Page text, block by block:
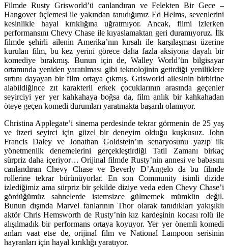
Filmde Rusty Grisworld’ü canlandıran ve Felekten Bir Gece –
Hangover üçlemesi ile yakından tanıdığımız Ed Helms, sevenlerini
kesinlikle hayal kırıklığına uğratmıyor. Ancak, filmi izlerken
performansını Chevy Chase ile kıyaslamaktan geri duramıyoruz. İlk
filmde şehirli ailenin Amerika’nın kırsalı ile karşılaşması üzerine
kurulan film, bu kez yerini görece daha fazla aksiyona dayalı bir
komediye bırakmış. Bunun için de, Walley World’ün bilgisayar
ortamında yeniden yaratılması gibi teknolojinin getirdiği yeniliklere
sırtını dayayan bir film ortaya çıkmış. Grisworld ailesinin birbirine
alabildiğince zıt karakterli erkek çocuklarının arasında geçenler
seyirciyi yer yer kahkahaya boğsa da, film anlık bir kahkahadan
öteye geçen komedi durumları yaratmakta başarılı olamıyor.
Christina Applegate’i sinema perdesinde tekrar görmenin de 25 yaş
ve üzeri seyirci için güzel bir deneyim olduğu kuşkusuz. John
Francis Daley ve Jonathan Goldstein’ın senaryosunu yazıp ilk
yönetmenlik denemelerini gerçekleştirdiği Tatil Zamanı birkaç
sürpriz daha içeriyor… Orijinal filmde Rusty’nin annesi ve babasını
canlandıran Chevy Chase ve Beverly D’Angelo da bu filmde
rollerine tekrar bürünüyorlar. En son Community isimli dizide
izlediğimiz ama sürpriz bir şekilde diziye veda eden Chevy Chase’i
gördüğümüz sahnelerde istemsizce gülmemek mümkün değil.
Bunun dışında Marvel fanlarının Thor olarak tanıdıkları yakışıklı
aktör Chris Hemsworth de Rusty’nin kız kardeşinin kocası rolü ile
alışılmadık bir performans ortaya koyuyor. Yer yer önemli komedi
anları vaat etse de, orijinal film ve National Lampoon serisinin
hayranları için hayal kırıklığı yaratıyor.